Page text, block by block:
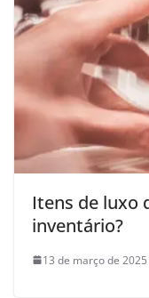
Itens de luxo
inventário?
13 de março de 2025